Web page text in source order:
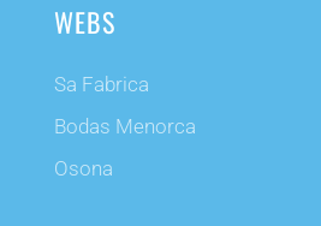
WEBS
Sa Fabrica
Bodas Menorca
Osona